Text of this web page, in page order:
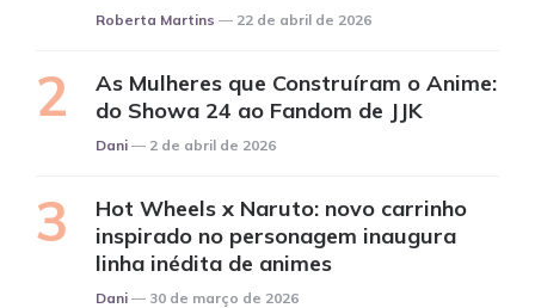
Posted
Roberta Martins 22 de abril de 2026
As Mulheres que Construíram o Anime:
do Showa 24 ao Fandom de JJK
Posted
Dani 2 de abril de 2026
Hot Wheels x Naruto: novo carrinho
inspirado no personagem inaugura
linha inédita de animes
Posted
Dani 30 de março de 2026